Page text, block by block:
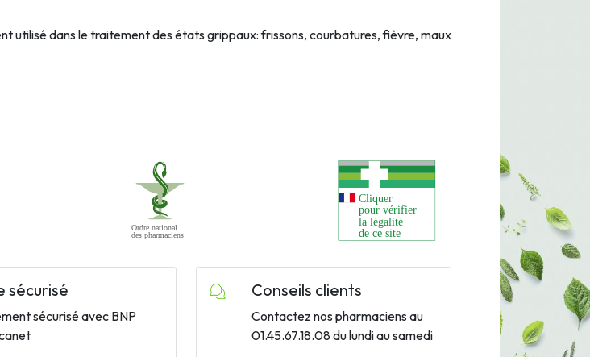
utilisé dans le traitement des états grippaux: frissons, courbatures, fièvre, maux
sécurisé
sécurisé avec BNP
Conseils clients
Contactez nos pharmaciens au
01.45.67.18.08 du lundi au samedi